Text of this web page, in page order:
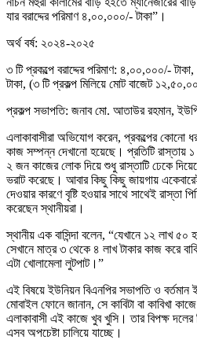
যার বরাদ্দের পরিমাণ ৪,০০,০০০/- টাকা”।
অর্থ বর্ষ: ২০২৪-২০২৫
৩ টি প্রকল্পে বরাদ্দের পরিমাণ: ৪,০০,০০০/-
টাকা, (৩ টি প্রকল্প মিলিয়ে মোট বাজেট
প্রকল্প সভাপতি: জনাব মো. আতাউর রহমান, ইউপি
এলাকাবাসীরা অভিযোগ করেন, প্রকল্পের কোনো
কাজ সম্পন্ন দেখানো হয়েছে। প্রতিটি রাস্তায় ১
২ জন কাজের লোক দিয়ে শুধু রাস্তাটি ঢেকে
ভরাট করেছে। আবার কিছু কিছু জায়গায়
দেওয়ার কারণে বৃষ্টি হওয়ার সাথে সাথেই রাস্তা
করেছেন স্থানীয়রা।
স্থানীয় এক বাসিন্দা বলেন, “যেখানে ১২ লাখ ৫০
সেখানে মাত্র ৩ থেকে ৪ লাখ টাকার কাজ করে
এটা খোলামেলা লুটপাট।”
এই বিষয়ে ইউনিয়ন বিএনপির সভাপতি ও বর্তমান
মোবাইল ফোনে জানান, সে কাবিটা বা কাবিখা
এলাকাবাসী এই কাজে খুব খুসি। তার বিপক্ষ
এসব অপচেষ্টা চালিয়ে যাচ্ছে।